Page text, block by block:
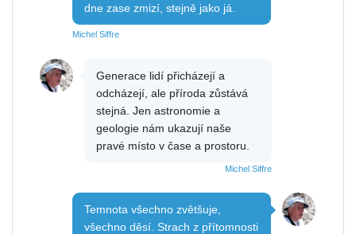
dne zase zmizí, stejně jako já.
Michel Siffre
Generace lidí přicházejí a
odcházejí, ale příroda zůstává
stejná. Jen astronomie a
geologie nám ukazují naše
pravé místo v čase a prostoru.
Michel Siffre
Temnota všechno zvětšuje,
všechno děsí. Strach z přítomnosti